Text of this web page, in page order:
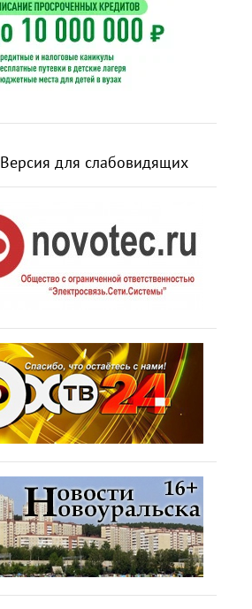
Версия для слабовидящих